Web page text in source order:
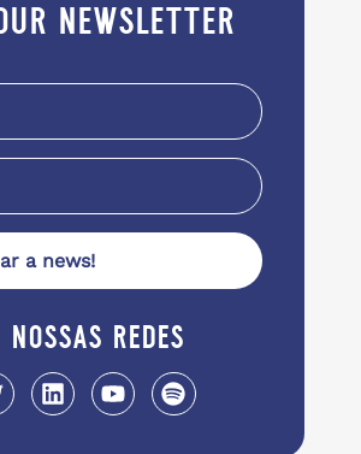
newsletter
a news!
nossas redes